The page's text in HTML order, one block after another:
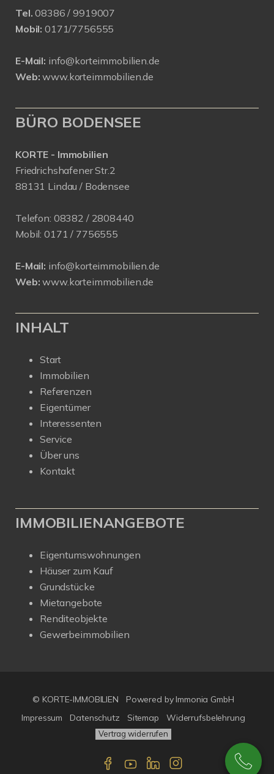
Tel. 08386 / 9919007
Mobil: 0171/7756555
E-Mail: info@korteimmobilien.de
Web: www.korteimmobilien.de
BÜRO BODENSEE
KORTE - Immobilien
Friedrichshafener Str.2
88131 Lindau / Bodensee
Telefon: 08382 / 2808440
Mobil: 0171 / 7756555
E-Mail: info@korteimmobilien.de
Web: www.korteimmobilien.de
INHALT
Start
Immobilien
Referenzen
Eigentümer
Interessenten
Service
Über uns
Kontakt
IMMOBILIENANGEBOTE
Eigentumswohnungen
Häuser zum Kauf
Grundstücke
Mietangebote
Renditeobjekte
Gewerbeimmobilien
© KORTE-IMMOBILIEN
Powered by Immonia GmbH
Impressum
Datenschutz Sitemap Widerrufsbelehrung
Vertrag widerrufen